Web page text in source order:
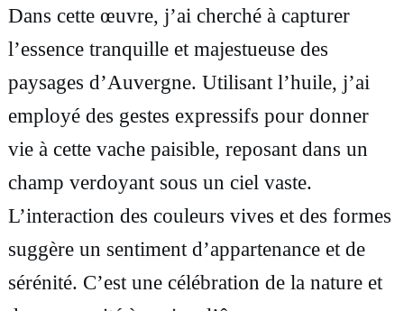
d
e
T
a
b
l
e
a
u
Dans cette œuvre, j’ai cherché à capturer
l’essence tranquille et majestueuse des
paysages d’Auvergne. Utilisant l’huile, j’ai
employé des gestes expressifs pour donner
vie à cette vache paisible, reposant dans un
champ verdoyant sous un ciel vaste.
L’interaction des couleurs vives et des formes
suggère un sentiment d’appartenance et de
sérénité. C’est une célébration de la nature et